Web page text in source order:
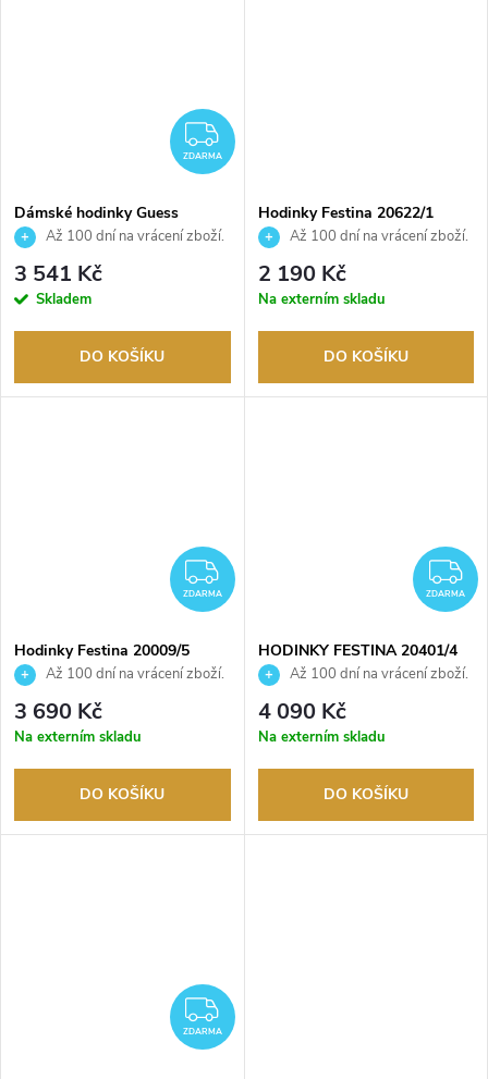
ZDARMA
ZDARMA
Dámské hodinky Guess
GW0401L2
Až 100 dní na vrácení zboží.
Autorizovaný prodejce.
3 541 Kč
Skladem
DO KOŠÍKU
Hodinky Festina 20622/1
Až 100 dní na vrácení zboží.
Autorizovaný prodejce.
2 190 Kč
Na externím skladu
DO KOŠÍKU
ZDARMA
ZDARMA
Hodinky Festina 20009/5
Až 100 dní na vrácení zboží.
Autorizovaný prodejce.
3 690 Kč
Na externím skladu
DO KOŠÍKU
ZDARMA
HODINKY FESTINA 20401/4
Až 100 dní na vrácení zboží.
Autorizovaný prodejce.
4 090 Kč
Na externím skladu
DO KOŠÍKU
ZDARMA
ZDARMA